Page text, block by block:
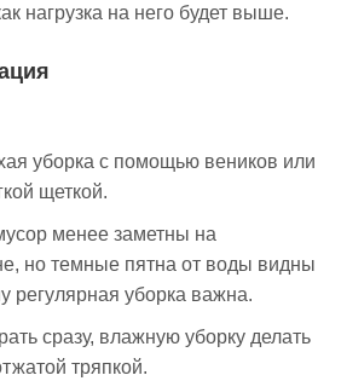
нагрузка на него будет выше.
уборка с помощью веников или
щеткой.
менее заметны на
но темные пятна от воды видны
регулярная уборка важна.
сразу, влажную уборку делать
тряпкой.